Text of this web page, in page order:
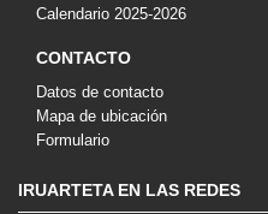
Calendario 2025-2026
CONTACTO
Datos de contacto
Mapa de ubicación
Formulario
IRUARTETA EN LAS REDES